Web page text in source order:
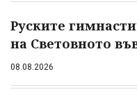
Руските
на Световното
08.08.2026